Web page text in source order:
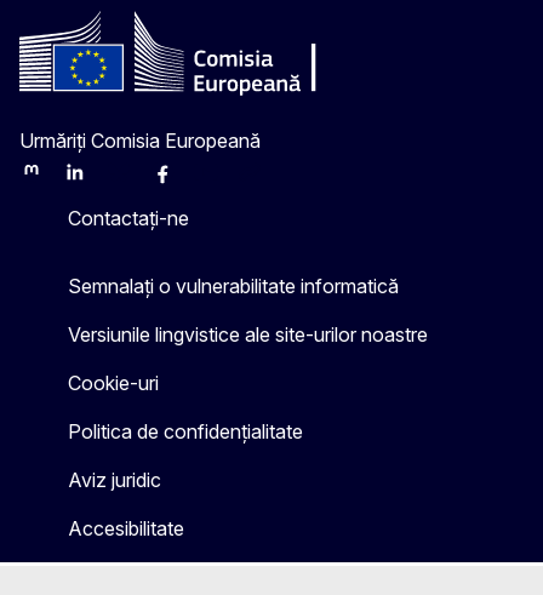
Urmăriți Comisia Europeană
MastodonLinkedInBlueskyFacebook
Contactați-ne
Semnalați o vulnerabilitate informatică
Versiunile lingvistice ale site-urilor noastre
Cookie-uri
Politica de confidențialitate
Aviz juridic
Accesibilitate